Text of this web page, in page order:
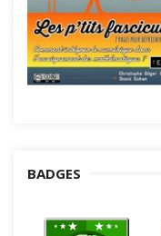
BADGES